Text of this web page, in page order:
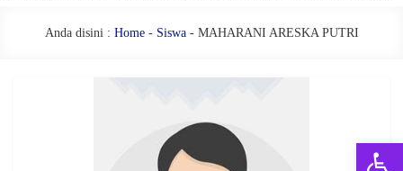
Anda disini : Home- Siswa- MAHARANI ARESKA PUTRI